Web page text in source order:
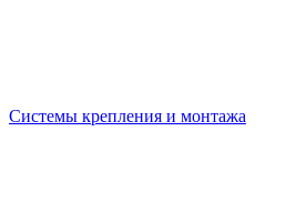
Системы крепления и монтажа